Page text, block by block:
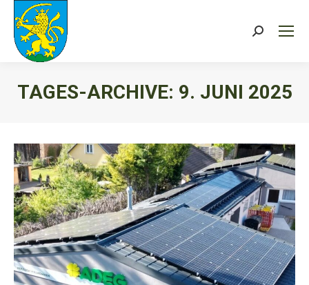
Search:
TAGES-ARCHIVE: 9. JUNI 2025